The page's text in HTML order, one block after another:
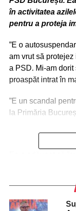
în activitatea
pentru a proteja
”E o
am vrut să
a PSD. Mi-am
proaspăt intrat în
”E un scandal
la Primăria
rezonabil se va
transformat într-o